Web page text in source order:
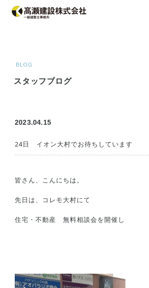
/*2024年11月追加*//*2024年11月追加*/
間取り研究所
スタッフブログ
ZEHについて
お問い合わせ/カタログ請求
BLOG
スタッフブログ
2023.04.15
24日 イオン大村でお待ちしています
皆さん、こんにちは。
先日は、コレモ大村にて
住宅・不動産 無料相談会を開催し